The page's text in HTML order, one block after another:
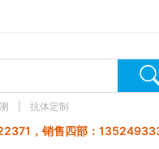
抗体定制
，销售四部：